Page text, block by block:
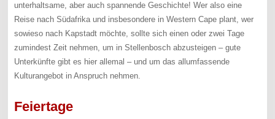
unterhaltsame, aber auch spannende Geschichte! Wer also eine
Reise nach Südafrika und insbesondere in Western Cape plant, wer
sowieso nach Kapstadt möchte, sollte sich einen oder zwei Tage
zumindest Zeit nehmen, um in Stellenbosch abzusteigen – gute
Unterkünfte gibt es hier allemal – und um das allumfassende
Kulturangebot in Anspruch nehmen.
Feiertage